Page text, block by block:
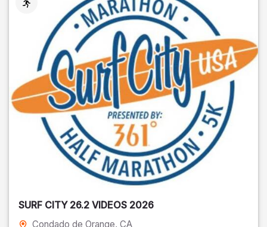
SURF CITY 26.2 VIDEOS 2026
Condado de Orange, CA